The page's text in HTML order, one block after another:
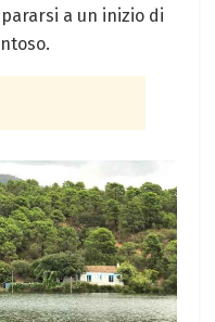
a un inizio di